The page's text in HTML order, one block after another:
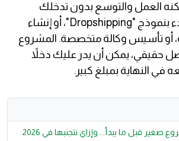
العمل والتوسع بدون تدخلك
المباشر. يمكنك البدء بنموذج "Dropshipping"، أو إنشاء
أو تأسيس وكالة متخصصة. المشروع
حقيقي، يمكن أن يدر عليك دخلاً
في النهاية بمبلغ كبير.